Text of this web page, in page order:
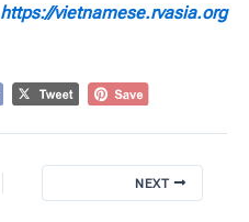
https://vietnamese.rvasia.org
NEXT